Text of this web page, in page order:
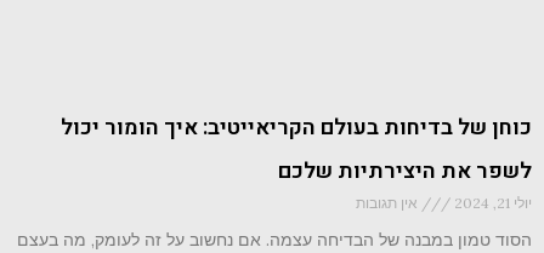
כוחן של בדיחות בעולם הקריאייטיב: איך הומור יכול
לשפר את היצירתיות שלכם
יולי 21, 2024 אין תגובות
הסוד טמון במבנה של הבדיחה עצמה. אם נחשוב על זה לעומק, מה בעצם